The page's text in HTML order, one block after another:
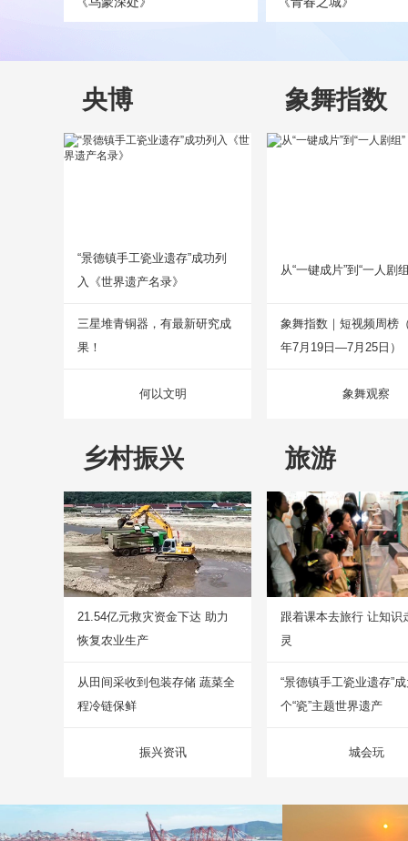
央博
“景德镇手工瓷业遗存”成功列
入《世界遗产名录》
三星堆青铜器，有最新研究成
果！
何以文明
象舞指数
从“一键成片”到“一人剧
象舞指数｜短视频周榜
年7月19日—7月25日）
象舞观察
乡村振兴
21.54亿元救灾资金下达 助力
恢复农业生产
从田间采收到包装存储 蔬菜全
程冷链保鲜
振兴资讯
旅游
跟着课本去旅行 让知识
灵
“景德镇手工瓷业遗存”
个“瓷”主题世界遗产
城会玩